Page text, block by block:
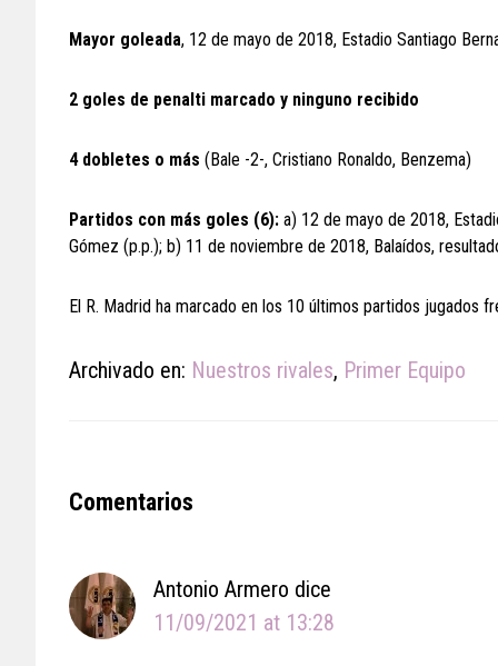
Mayor goleada, 12 de mayo de 2018, Estadio Santiago
2 goles de penalti marcado y ninguno recibido
4 dobletes o más (Bale -2-, Cristiano Ronaldo, Benzema)
Partidos con más goles (6): a) 12 de mayo de 2018,
Gómez (p.p.); b) 11 de noviembre de 2018, Balaídos,
El R. Madrid ha marcado en los 10 últimos partidos jugados
Archivado en: Nuestros rivales, Primer Equipo
Reader
Comentarios
Antonio Armero dice
11/09/2021 at 13:28